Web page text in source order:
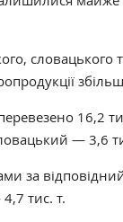
словацького
16,2
— 3,6
за
тис. т.